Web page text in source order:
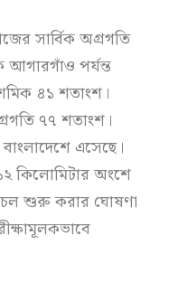
সার্বিক অগ্রগতি
আগারগাঁও পর্যন্ত
৪১ শতাংশ।
৭৭ শতাংশ।
এসেছে।
কিলোমিটার অংশে
শুরু করার ঘোষণা